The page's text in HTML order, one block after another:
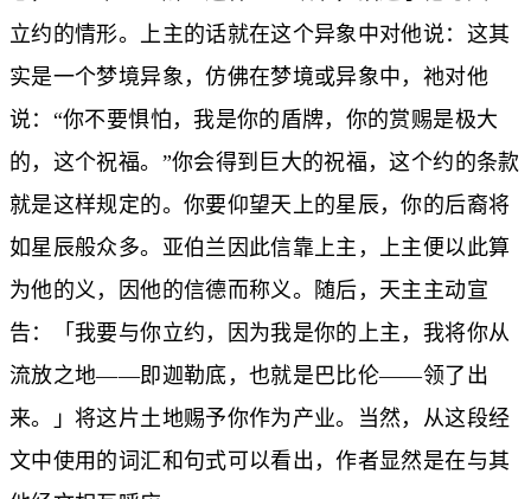
立约的情形。上主的话就在这个异象中对他说：这其
实是一个梦境异象，仿佛在梦境或异象中，祂对他
说：“你不要惧怕，我是你的盾牌，你的赏赐是极大
的，这个祝福。”你会得到巨大的祝福，这个约的条款
就是这样规定的。你要仰望天上的星辰，你的后裔将
如星辰般众多。亚伯兰因此信靠上主，上主便以此算
为他的义，因他的信德而称义。随后，天主主动宣
告：「我要与你立约，因为我是你的上主，我将你从
流放之地——即迦勒底，也就是巴比伦——领了出
来。」将这片土地赐予你作为产业。当然，从这段经
文中使用的词汇和句式可以看出，作者显然是在与其